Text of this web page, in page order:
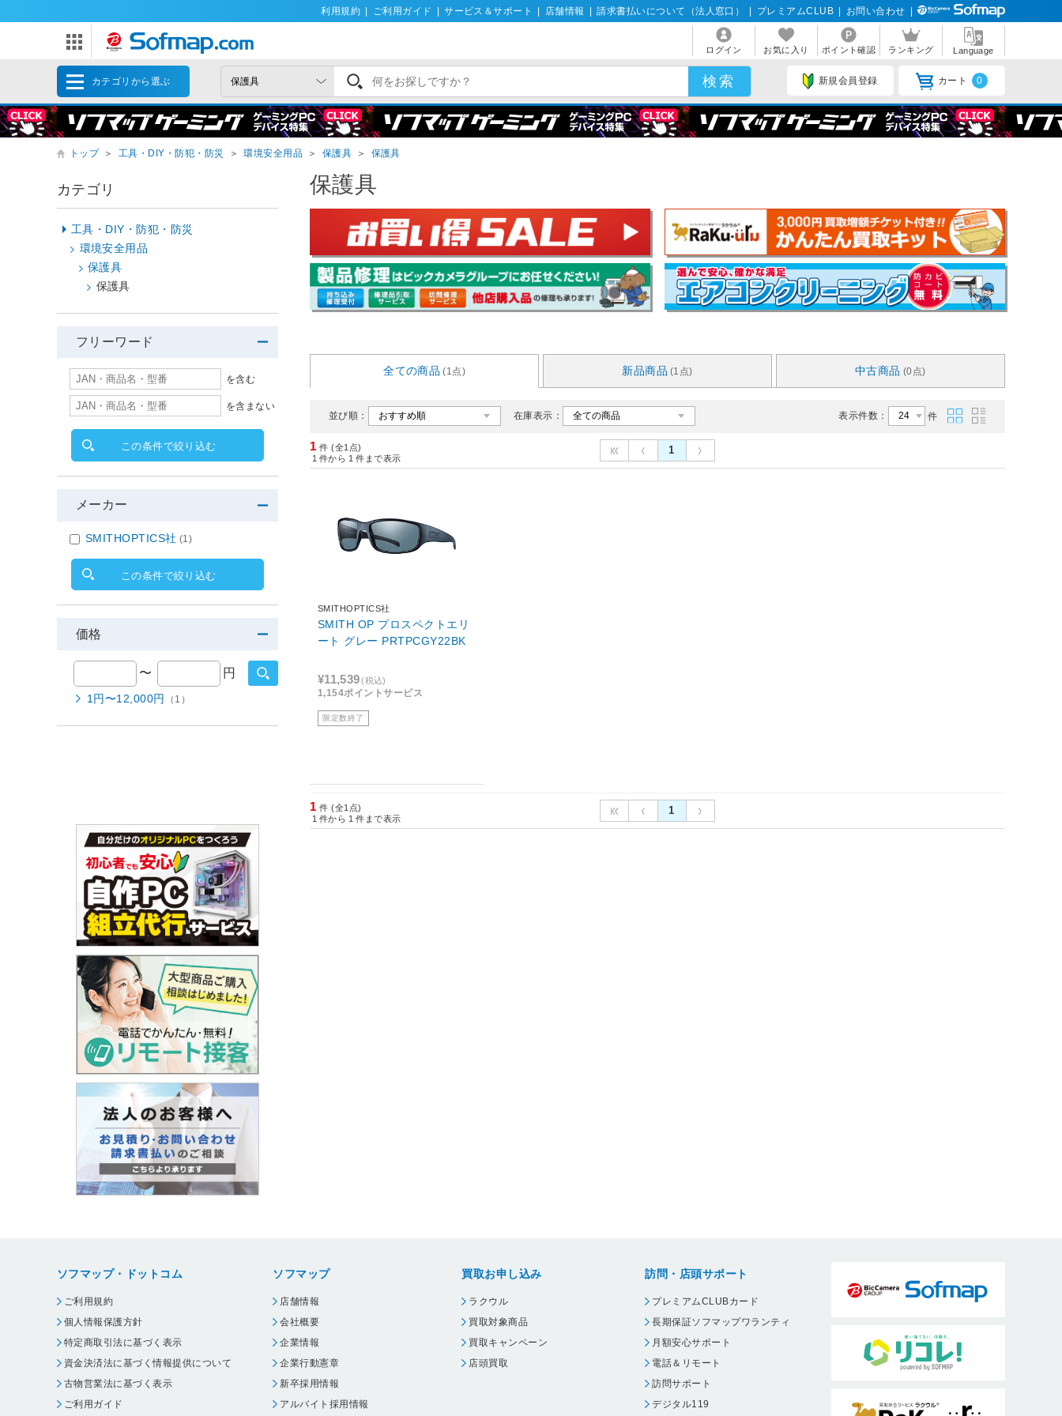
利用規約 ご利用ガイド サービス＆サポート 店舗情報 請求書払いについて（法人窓口） プレミアムCLUB お問い合わせ
ログイン お気に入り ポイント確認 ランキング Language
カテゴリから選ぶ 新規会員登録 カート 0
トップ ＞ 工具・DIY・防犯・防災 ＞ 環境安全用品 ＞ 保護具 ＞ 保護具
保護具
全ての商品 (1点) 新品商品 (1点) 中古商品 (0点)
並び順： 在庫表示： 表示件数： 件
1 件 (全1点)
1 件から 1 件まで表示
1
SMITHOPTICS社
SMITH OP プロスペクトエリ
ート グレー PRTPCGY22BK
¥11,539(税込)
1,154ポイントサービス
限定数終了
1 件 (全1点)
1 件から 1 件まで表示
1
カテゴリ
工具・DIY・防犯・防災
環境安全用品
保護具
保護具
フリーワード
を含む
を含まない
この条件で絞り込む
メーカー
SMITHOPTICS社 (1)
この条件で絞り込む
価格
〜 円
1円〜12,000円 （1）
ソフマップ・ドットコム
ご利用規約
個人情報保護方針
特定商取引法に基づく表示
資金決済法に基づく情報提供について
古物営業法に基づく表示
ご利用ガイド
ソフマップ
店舗情報
会社概要
企業情報
企業行動憲章
新卒採用情報
アルバイト採用情報
買取お申し込み
ラクウル
買取対象商品
買取キャンペーン
店頭買取
訪問・店頭サポート
プレミアムCLUBカード
長期保証ソフマップワランティ
月額安心サポート
電話＆リモート
訪問サポート
デジタル119